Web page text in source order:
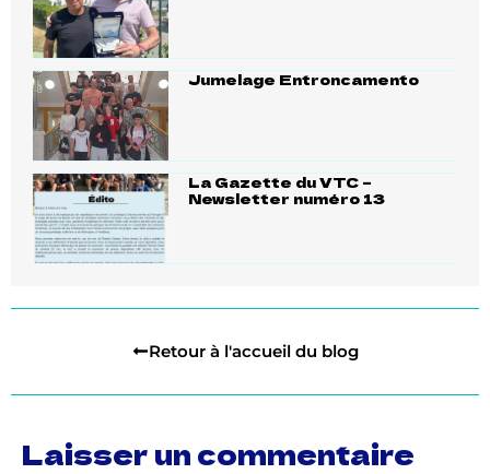
Jumelage Entroncamento
La Gazette du VTC –
Newsletter numéro 13
Retour à l'accueil du blog
Laisser un commentaire